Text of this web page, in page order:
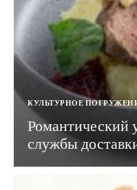
КУЛЬТУРНОЕ
Романтический
службы